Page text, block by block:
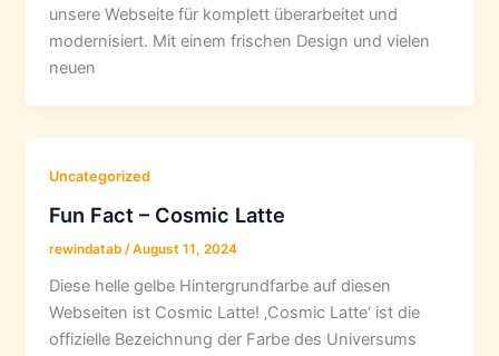
unsere Webseite für komplett überarbeitet und
modernisiert. Mit einem frischen Design und vielen
neuen
Uncategorized
Fun Fact – Cosmic Latte
rewindatab/August 11, 2024
Diese helle gelbe Hintergrundfarbe auf diesen
Webseiten ist Cosmic Latte! ‚Cosmic Latte‘ ist die
offizielle Bezeichnung der Farbe des Universums